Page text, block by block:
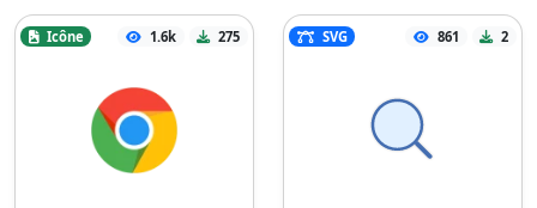
Icône 1.6k 275 SVG 861 2